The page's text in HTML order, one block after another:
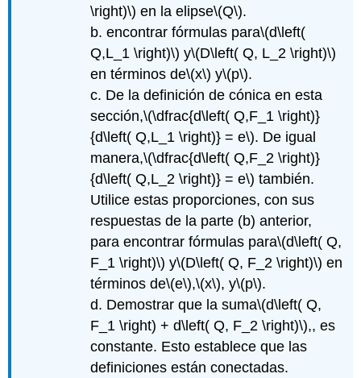
\right)\) en la elipse\(Q\).
b. encontrar fórmulas para\(d\left(
Q,L_1 \right)\) y\(D\left( Q, L_2 \right)\)
en términos de\(x\) y\(p\).
c. De la definición de cónica en esta
sección,\(\dfrac{d\left( Q,F_1 \right)}
{d\left( Q,L_1 \right)} = e\). De igual
manera,\(\dfrac{d\left( Q,F_2 \right)}
{d\left( Q,L_2 \right)} = e\) también.
Utilice estas proporciones, con sus
respuestas de la parte (b) anterior,
para encontrar fórmulas para\(d\left( Q,
F_1 \right)\) y\(D\left( Q, F_2 \right)\) en
términos de\(e\),\(x\), y\(p\).
d. Demostrar que la suma\(d\left( Q,
F_1 \right) + d\left( Q, F_2 \right)\),, es
constante. Esto establece que las
definiciones están conectadas.